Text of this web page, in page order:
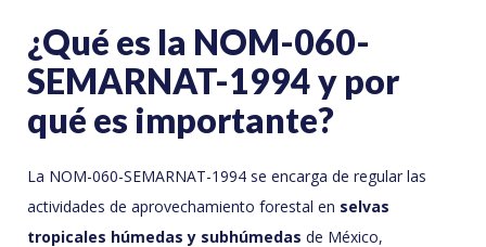
¿Qué es la NOM-060-
SEMARNAT-1994 y por
qué es importante?
La NOM-060-SEMARNAT-1994 se encarga de regular las
actividades de aprovechamiento forestal en selvas
tropicales húmedas y subhúmedas de México,